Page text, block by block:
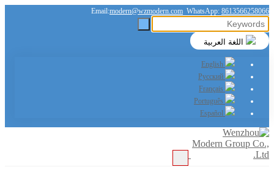
Email:modern@wzmodern.com WhatsApp: 8613566258066